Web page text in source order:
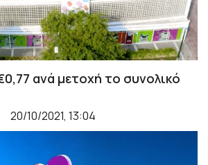
ανά μετοχή το συνολικό
20/10/2021, 13:04